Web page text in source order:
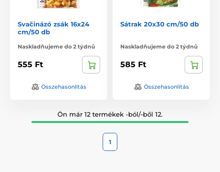
Svačinázó zsák 16x24
cm/50 db
Naskladňujeme do 2 týdnů
555 Ft
Összehasonlítás
Sátrak 20x30 cm/50 db
Naskladňujeme do 2 týdnů
585 Ft
Összehasonlítás
Ön már 12 termékek -ból/-ből 12.
1